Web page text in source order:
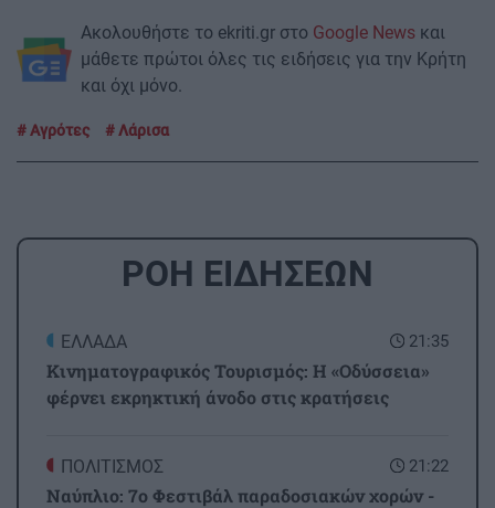
Ακολουθήστε το ekriti.gr στο Google News και
μάθετε πρώτοι όλες τις ειδήσεις για την Κρήτη
και όχι μόνο.
Αγρότες Λάρισα
ΡΟΗ ΕΙΔΗΣΕΩΝ
21:35
ΕΛΛΑΔΑ
Κινηματογραφικός Τουρισμός: Η «Οδύσσεια»
φέρνει εκρηκτική άνοδο στις κρατήσεις
21:22
ΠΟΛΙΤΙΣΜΟΣ
Ναύπλιο: 7ο Φεστιβάλ παραδοσιακών χορών -